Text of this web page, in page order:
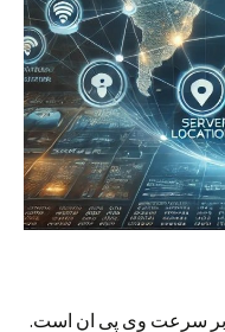
بر سرعت وی پی ان است.